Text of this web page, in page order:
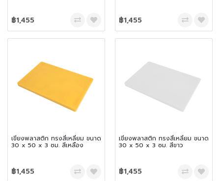
฿1,455 ฿1,455
เขียงพลาสติก ทรงสี่เหลี่ยม ขนาด
30 x 50 x 3 ซม. สีเหลือง
฿1,455
เขียงพลาสติก ทรงสี่เหลี่ยม ขนาด
30 x 50 x 3 ซม. สีขาว
฿1,455